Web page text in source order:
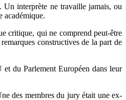
Un interprète ne travaille jamais, ou
académique.
critique, qui ne comprend peut-être
constructives de la part de
du Parlement Européen dans leur
des membres du jury était une ex-